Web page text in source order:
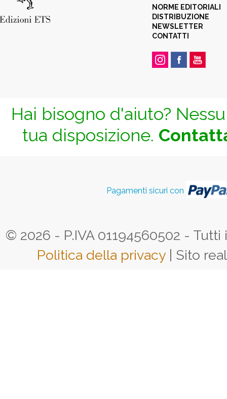
NORME EDITORIALI
DISTRIBUZIONE
NEWSLETTER
CONTATTI
Hai bisogno d'aiuto?
tua disposizione.
Pagamenti sicuri con
© 2026 - P.IVA 01194560502 -
Politica della privacy | Sito